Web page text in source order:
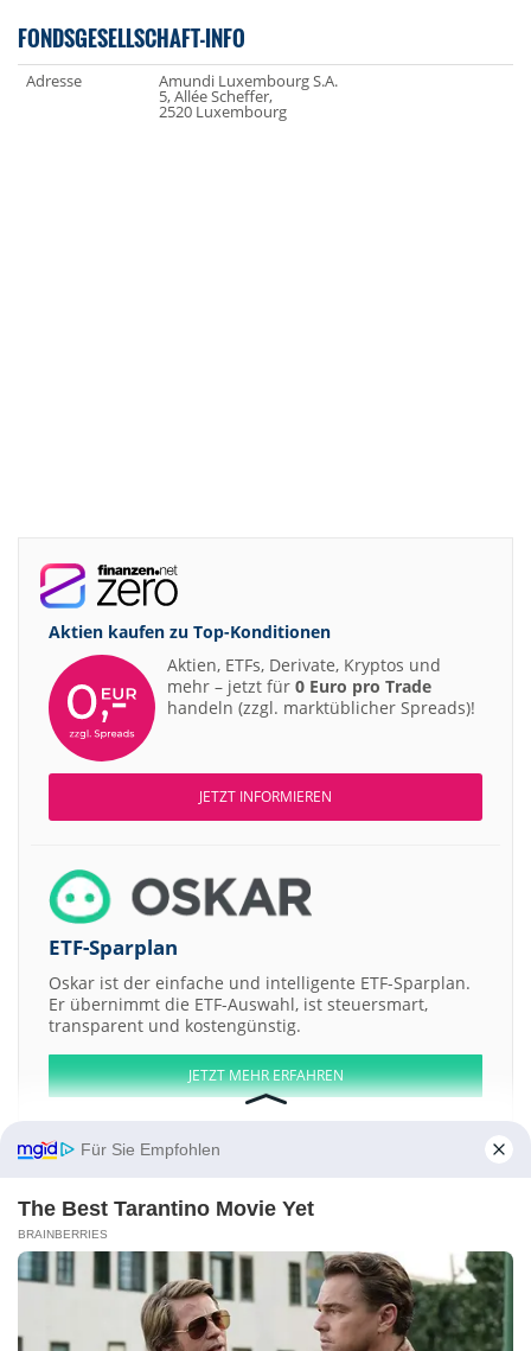
FONDSGESELLSCHAFT-INFO
Adresse Amundi Luxembourg S.A.
5, Allée Scheffer,
2520 Luxembourg
Aktien kaufen zu Top-Konditionen
Aktien, ETFs, Derivate, Kryptos und
mehr – jetzt für 0 Euro pro Trade
handeln (zzgl. marktüblicher Spreads)!
JETZT INFORMIEREN
ETF-Sparplan
Oskar ist der einfache und intelligente ETF-Sparplan.
Er übernimmt die ETF-Auswahl, ist steuersmart,
transparent und kostengünstig.
JETZT MEHR ERFAHREN
Aktien ATX DAX EuroStoxx 50 Dow Jones
Kontakt -Impressum Werbung-Barrierefreiheit
Datenschutz-Disclaimer AGB-Privatsphäre-Einstellungen
Für Sie Empfohlen
The Best Tarantino Movie Yet
BRAINBERRIES